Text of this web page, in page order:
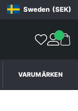
Sweden (SEK)
VARUMÄRKEN